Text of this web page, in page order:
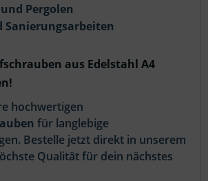
Pergolen
Sanierungsarbeiten
aus Edelstahl A4
hochwertigen
für langlebige
Bestelle jetzt direkt in unserem
Qualität für dein nächstes